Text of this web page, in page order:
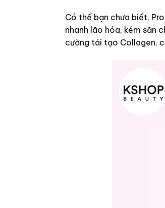
Có thể bạn chưa biết,
nhanh lão hóa, kém săn
cường tái tạo Collagen,